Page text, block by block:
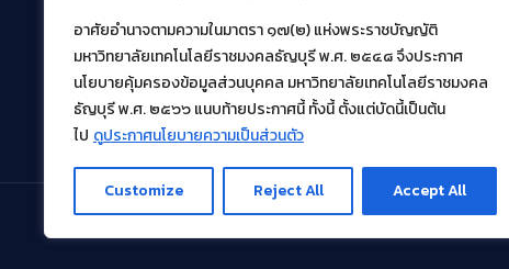
อาศัยอำนาจตามความในมาตรา ๑๗(๒) แห่งพระราชบัญญัติ
มหาวิทยาลัยเทคโนโลยีราชมงคลธัญบุรี พ.ศ. ๒๕๔๘ จึงประกาศ
นโยบายคุ้มครองข้อมูลส่วนบุคคล มหาวิทยาลัยเทคโนโลยีราชมงคล
ธัญบุรี พ.ศ. ๒๕๖๖ แนบท้ายประกาศนี้ ทั้งนี้ ตั้งแต่บัดนี้เป็นต้น
ไป ดูประกาศนโยบายความเป็นส่วนตัว
Customize Reject All Accept All
© 2021 สำนักวิทยบริการและเทคโนโลยีสารสนเทศ มห